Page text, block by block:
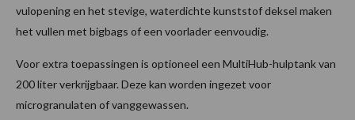
vulopening en het stevige, waterdichte kunststof deksel maken
het vullen met bigbags of een voorlader eenvoudig.
Voor extra toepassingen is optioneel een MultiHub-hulptank van
200 liter verkrijgbaar. Deze kan worden ingezet voor
microgranulaten of vanggewassen.